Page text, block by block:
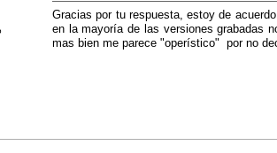
Gracias por tu respuesta, estoy de
en la mayoría de las versiones grabadas
mas bien me parece "operístico" por no